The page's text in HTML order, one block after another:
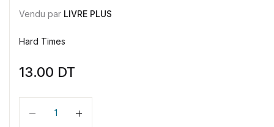
Vendu par LIVRE PLUS
Hard Times
13.00 DT
Quantité